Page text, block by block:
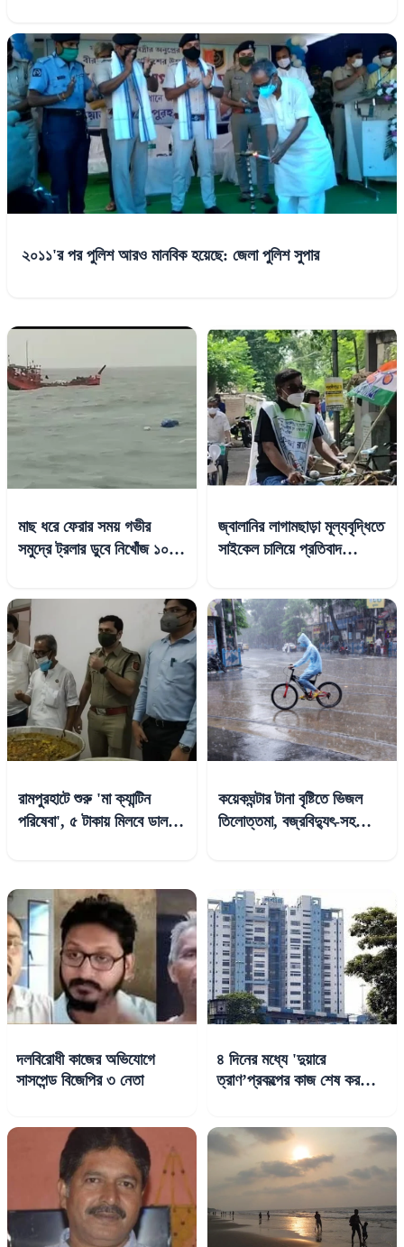
২০১১'র পর পুলিশ আরও মানবিক হয়েছে: জেলা পুলিশ সুপার
মাছ ধরে ফেরার সময় গভীর
সমুদ্রে ট্রলার ডুবে নিখোঁজ ১০
জ্বালানির লাগামছাড়া মূল্যবৃদ্ধিতে
সাইকেল চালিয়ে প্রতিবাদ
রামপুরহাটে শুরু 'মা ক্যান্টিন
পরিষেবা', ৫ টাকায় মিলবে ডাল,
কয়েকঘন্টার টানা বৃষ্টিতে ভিজল
তিলোত্তমা, বজ্রবিদ্যুৎ-সহ
দলবিরোধী কাজের অভিযোগে
সাসপেন্ড বিজেপির ৩ নেতা
৪ দিনের মধ্যে 'দুয়ারে
ত্রাণ’প্রকল্পের কাজ শেষ করতে